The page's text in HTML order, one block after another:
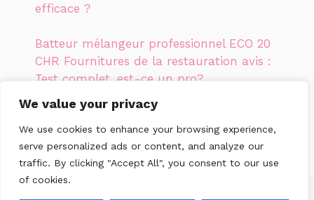
We value your privacy
We use cookies to enhance your browsing experience,
serve personalized ads or content, and analyze our
traffic. By clicking "Accept All", you consent to our use
of cookies.
efficace ?
Batteur mélangeur professionnel ECO 20
CHR Fournitures de la restauration avis :
Test complet, est-ce un pro?
Kuvings Extracteur de jus CS600 Inox avis
: Notre test, performant ?